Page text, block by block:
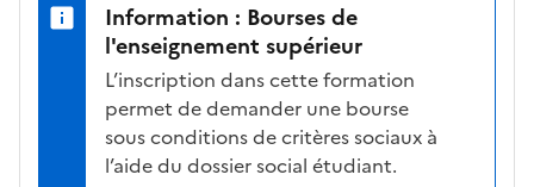
Information : Bourses de
l'enseignement supérieur
L’inscription dans cette formation
permet de demander une bourse
sous conditions de critères sociaux à
l’aide du dossier social étudiant.